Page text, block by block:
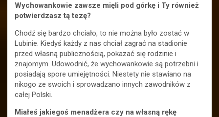
Wychowankowie zawsze mięli pod górkę i Ty również
potwierdzasz tą tezę?
Chodź się bardzo chciało, to nie można było zostać w
Lubinie. Kiedyś każdy z nas chciał zagrać na stadionie
przed własną publicznością, pokazać się rodzinie i
znajomym. Udowodnić, że wychowankowie są potrzebni i
posiadają spore umiejętności. Niestety nie stawiano na
nikogo ze swoich i sprowadzano innych zawodników z
całej Polski.
Miałeś jakiegoś menadżera czy na własną rękę